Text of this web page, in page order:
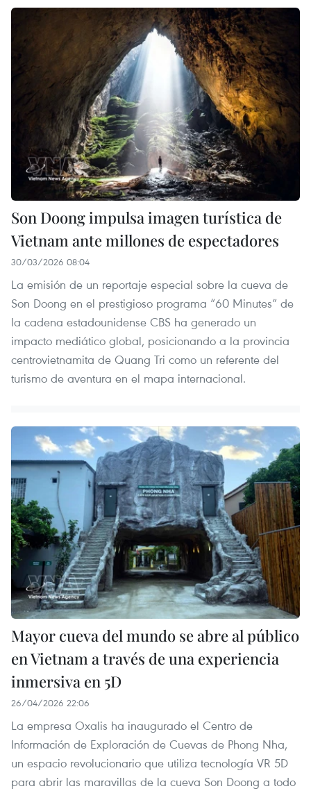
Son Doong impulsa imagen turística de
Vietnam ante millones de espectadores
30/03/2026 08:04
La emisión de un reportaje especial sobre la cueva de
Son Doong en el prestigioso programa “60 Minutes” de
la cadena estadounidense CBS ha generado un
impacto mediático global, posicionando a la provincia
centrovietnamita de Quang Tri como un referente del
turismo de aventura en el mapa internacional.
Mayor cueva del mundo se abre al público
en Vietnam a través de una experiencia
inmersiva en 5D
26/04/2026 22:06
La empresa Oxalis ha inaugurado el Centro de
Información de Exploración de Cuevas de Phong Nha,
un espacio revolucionario que utiliza tecnología VR 5D
para abrir las maravillas de la cueva Son Doong a todo